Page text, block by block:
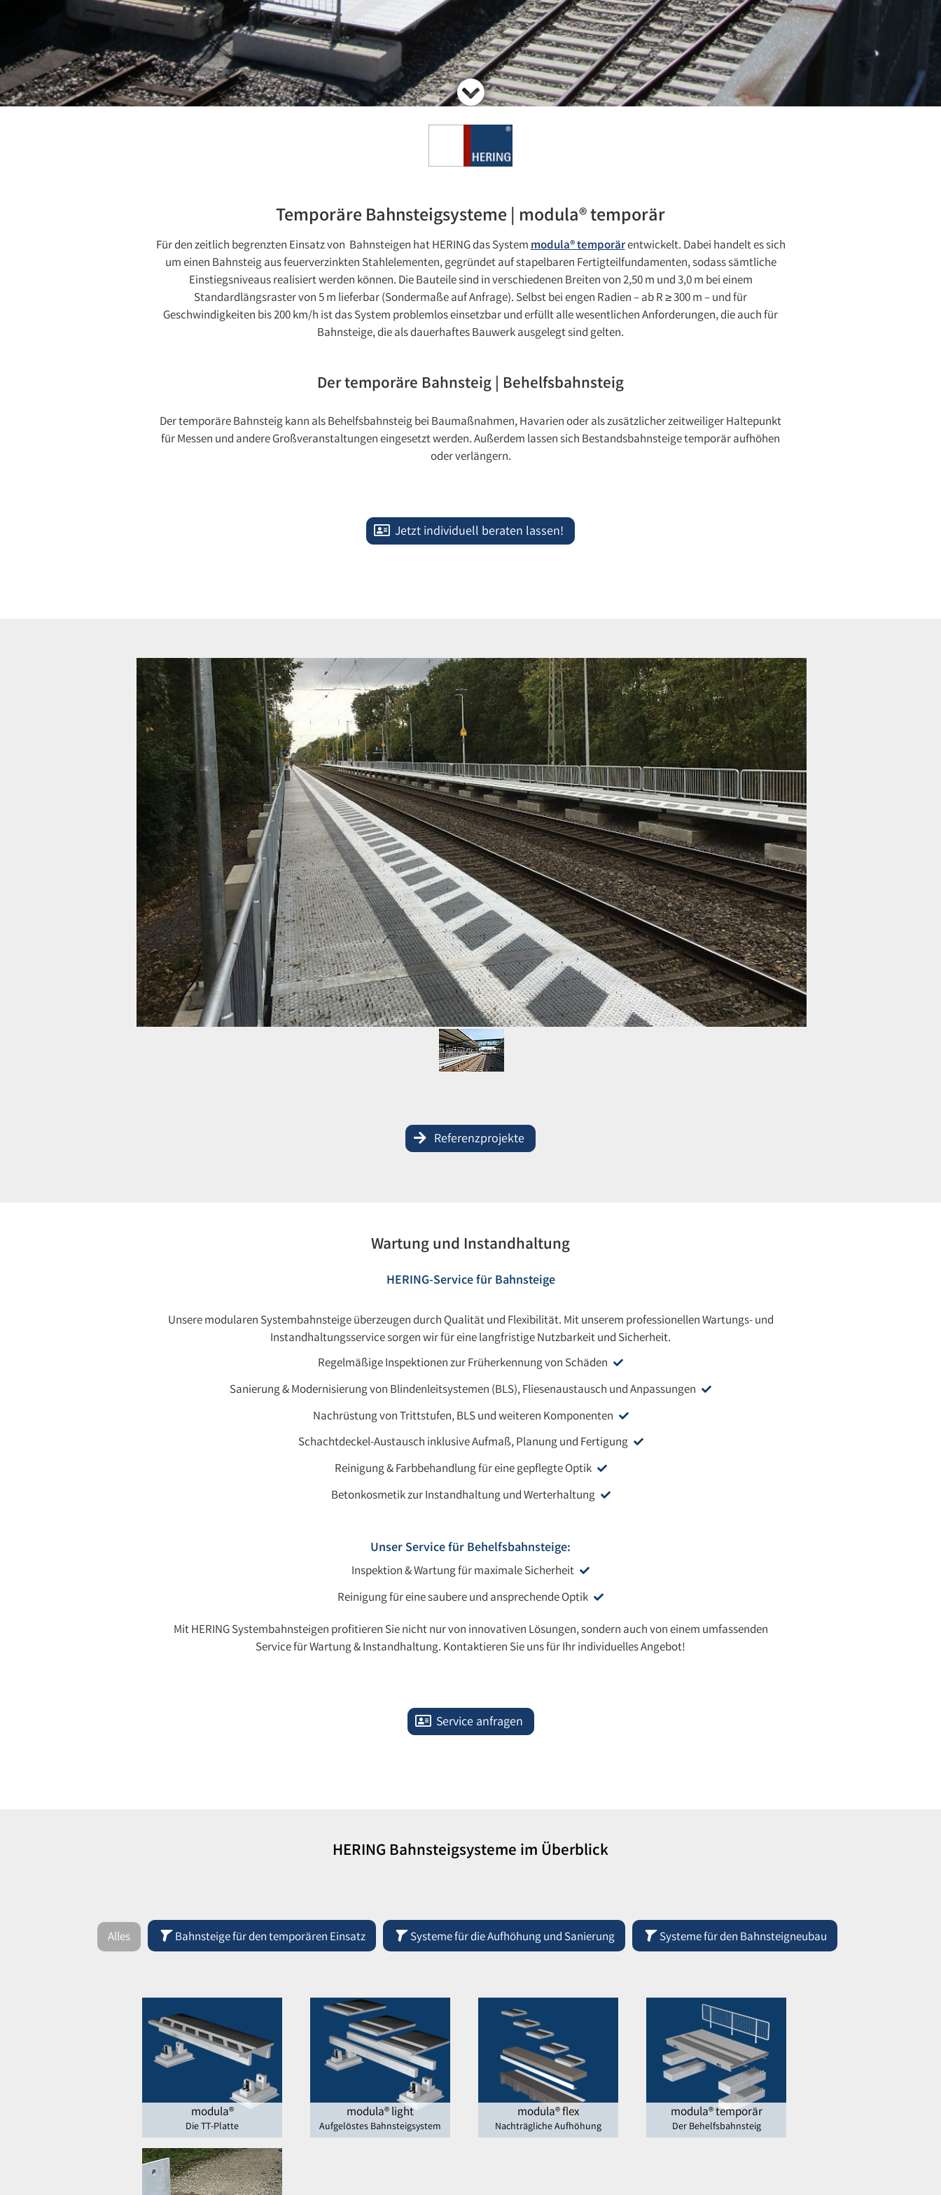
Temporäre Bahnsteigsysteme | modula® temporär
Für den zeitlich begrenzten Einsatz von Bahnsteigen hat HERING das Systemmodula® temporärentwickelt. Dabei handelt es sich
um einen Bahnsteig aus feuerverzinkten Stahlelementen, gegründet auf stapelbaren Fertigteilfundamenten, sodass sämtliche
Einstiegsniveaus realisiert werden können. Die Bauteile sind in verschiedenen Breiten von 2,50 m und 3,0 m bei einem
Standardlängsraster von 5 m lieferbar (Sondermaße auf Anfrage). Selbst bei engen Radien – ab R ≥ 300 m – und für
Geschwindigkeiten bis 200 km/h ist das System problemlos einsetzbar und erfüllt alle wesentlichen Anforderungen, die auch für
Bahnsteige, die als dauerhaftes Bauwerk ausgelegt sind gelten.
Der temporäre Bahnsteig | Behelfsbahnsteig
Der temporäre Bahnsteig kann als Behelfsbahnsteig bei Baumaßnahmen, Havarien oder als zusätzlicher zeitweiliger Haltepunkt
für Messen und andere Großveranstaltungen eingesetzt werden. Außerdem lassen sich Bestandsbahnsteige temporär aufhöhen
oder verlängern.
Jetzt individuell beraten lassen!
Referenzprojekte
Wartung und Instandhaltung
HERING-Service für Bahnsteige
Unsere modularen Systembahnsteige überzeugen durch Qualität und Flexibilität. Mit unserem professionellen Wartungs- und
Instandhaltungsservice sorgen wir für eine langfristige Nutzbarkeit und Sicherheit.
Regelmäßige Inspektionen zur Früherkennung von Schäden
Sanierung & Modernisierung von Blindenleitsystemen (BLS), Fliesenaustausch und Anpassungen
Nachrüstung von Trittstufen, BLS und weiteren Komponenten
Schachtdeckel-Austausch inklusive Aufmaß, Planung und Fertigung
Reinigung & Farbbehandlung für eine gepflegte Optik
Betonkosmetik zur Instandhaltung und Werterhaltung
Unser Service für Behelfsbahnsteige:
Inspektion & Wartung für maximale Sicherheit
Reinigung für eine saubere und ansprechende Optik
Mit HERING Systembahnsteigen profitieren Sie nicht nur von innovativen Lösungen, sondern auch von einem umfassenden
Service für Wartung & Instandhaltung. Kontaktieren Sie uns für Ihr individuelles Angebot!
Service anfragen
HERING Bahnsteigsysteme im Überblick
Alles Bahnsteige für den temporären Einsatz Systeme für die Aufhöhung und Sanierung Systeme für den Bahnsteigneubau
modula®
Die TT-Platte
modula® light
Aufgelöstes Bahnsteigsystem
modula® flex
Nachträgliche Aufhöhung
modula® temporär
Der Behelfsbahnsteig